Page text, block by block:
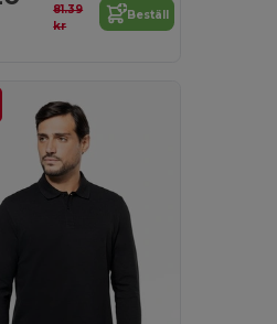
81.39
kr
Beställ